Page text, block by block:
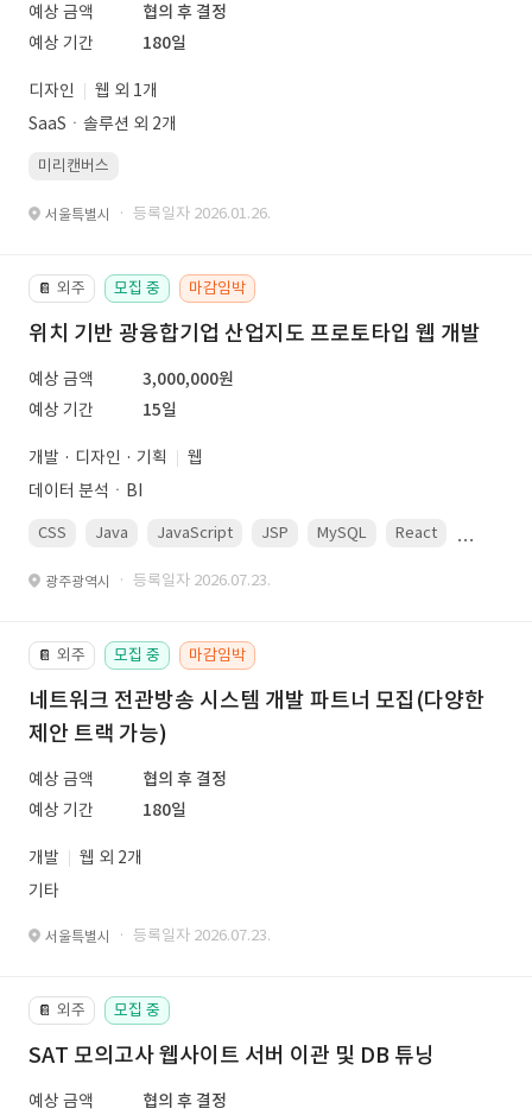
예상 금액
협의 후 결정
예상 기간
180일
디자인
웹 외 1개
SaaSㆍ솔루션 외 2개
미리캔버스
서울특별시 · 등록일자 2026.01.26.
📔 외주 모집 중 마감임박
위치 기반 광융합기업 산업지도 프로토타입 웹 개발
예상 금액
3,000,000원
예상 기간
15일
개발 · 디자인 · 기획
웹
데이터 분석ㆍBI
CSS Java JavaScript JSP MySQL React
광주광역시 · 등록일자 2026.07.23.
📔 외주 모집 중 마감임박
네트워크 전관방송 시스템 개발 파트너 모집(다양한
제안 트랙 가능)
예상 금액
협의 후 결정
예상 기간
180일
개발
웹 외 2개
기타
서울특별시 · 등록일자 2026.07.23.
📔 외주 모집 중
SAT 모의고사 웹사이트 서버 이관 및 DB 튜닝
예상 금액
협의 후 결정